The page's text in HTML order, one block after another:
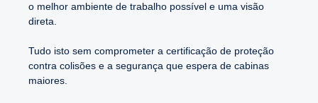
o melhor ambiente de trabalho possível e uma visão
direta.
Tudo isto sem comprometer a certificação de proteção
contra colisões e a segurança que espera de cabinas
maiores.